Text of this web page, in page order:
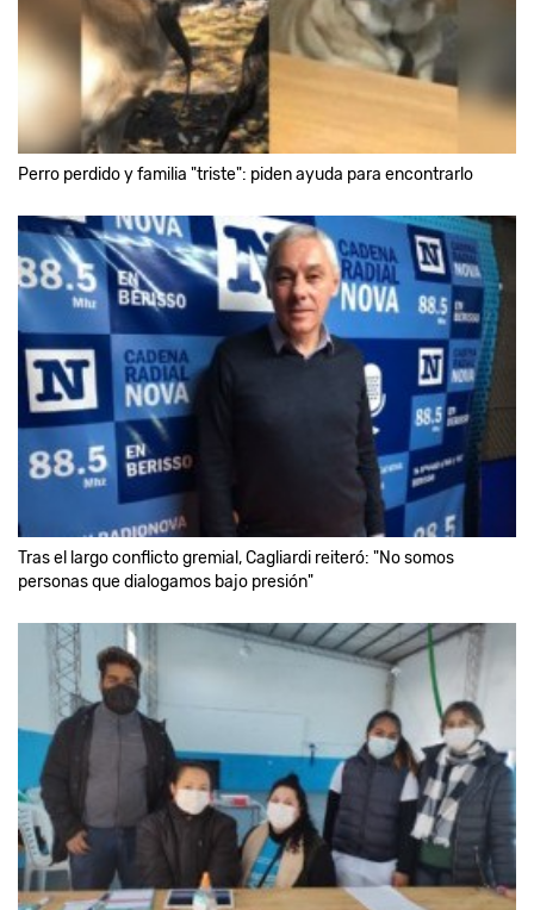
Perro perdido y familia "triste": piden ayuda para encontrarlo
Tras el largo conflicto gremial, Cagliardi reiteró: "No somos
personas que dialogamos bajo presión"